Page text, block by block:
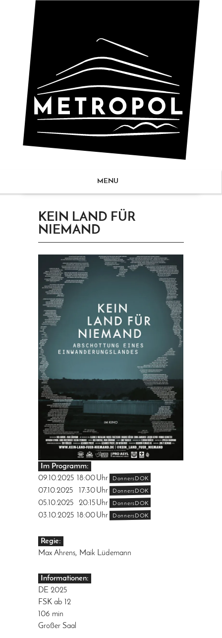
MENU
KEIN LAND FÜR
NIEMAND
Im Programm:
09.10.2025
18:00Uhr DonnersDOK
07.10.2025 17:30Uhr DonnersDOK
05.10.2025 20:15Uhr DonnersDOK
03.10.2025 18:00Uhr DonnersDOK
Regie:
Max Ahrens, Maik Lüdemann
Informationen:
DE 2025
FSK ab 12
106 min
Großer Saal